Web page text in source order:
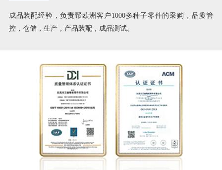
成品装配经验，负责帮欧洲客户1000多种子零件的采购，品质管
控，仓储，生产，产品装配，成品测试。